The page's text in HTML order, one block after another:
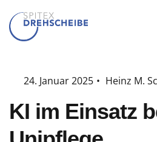
24. Januar 2025 • Heinz M.
KI im Einsatz